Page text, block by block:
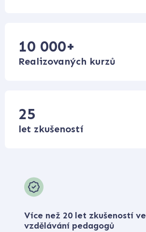
10 000+
Realizovaných kurzů
25
let zkušeností
Více než 20 let zkušeností ve
vzdělávání pedagogů